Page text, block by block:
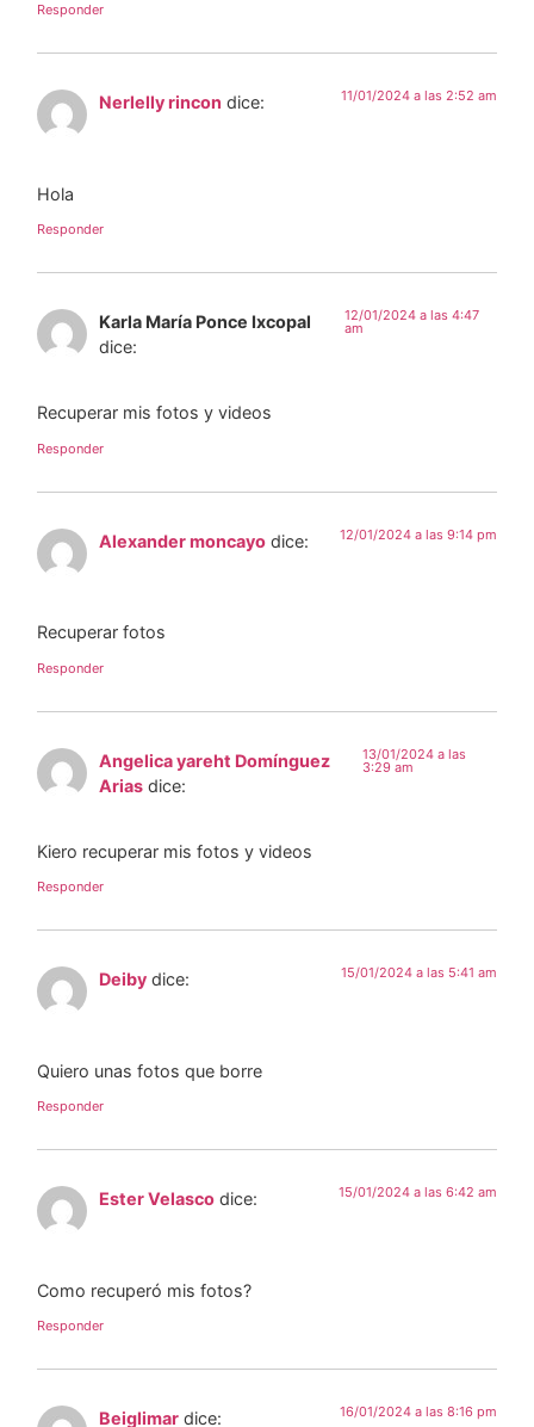
Responder
Nerlelly rincon dice: 11/01/2024 a las 2:52 am
Hola
Responder
Karla María Ponce Ixcopal
dice:
12/01/2024 a las 4:47
am
Recuperar mis fotos y videos
Responder
Alexander moncayo dice: 12/01/2024 a las 9:14 pm
Recuperar fotos
Responder
Angelica yareht Domínguez
Arias dice:
13/01/2024 a las
3:29 am
Kiero recuperar mis fotos y videos
Responder
Deiby dice: 15/01/2024 a las 5:41 am
Quiero unas fotos que borre
Responder
Ester Velasco dice: 15/01/2024 a las 6:42 am
Como recuperó mis fotos?
Responder
Beiglimar dice: 16/01/2024 a las 8:16 pm